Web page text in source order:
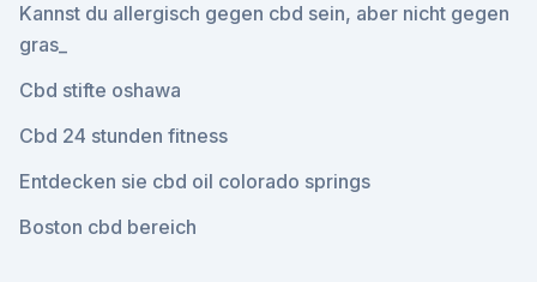
Kannst du allergisch gegen cbd sein, aber nicht gegen
gras_
Cbd stifte oshawa
Cbd 24 stunden fitness
Entdecken sie cbd oil colorado springs
Boston cbd bereich